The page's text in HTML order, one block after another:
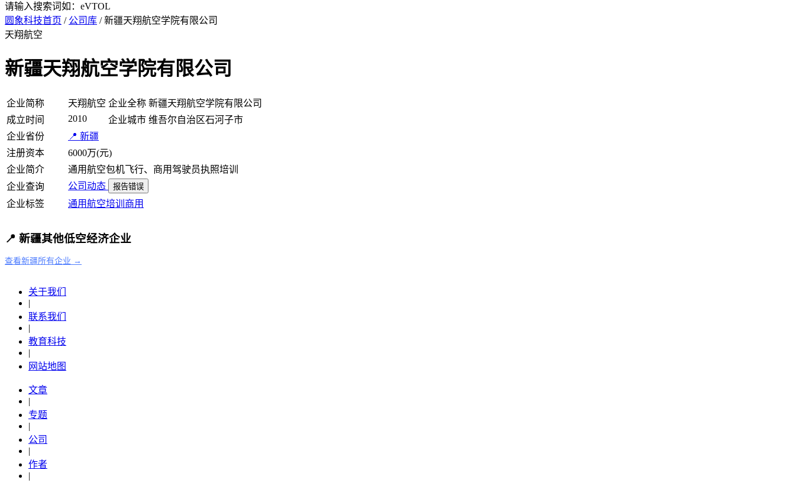
请输入搜索词如：eVTOL
圆象科技首页 / 公司库 / 新疆天翔航空学院有限公司
天翔航空
新疆天翔航空学院有限公司
企业简称 天翔航空 企业全称 新疆天翔航空学院有限公司
成立时间
2010 企业城市 维吾尔自治区石河子市
企业省份
📍 新疆
注册资本
6000万(元)
企业简介
通用航空包机飞行、商用驾驶员执照培训
企业查询
公司动态 报告错误
企业标签 通用航空培训 商用
📍 新疆其他低空经济企业
查看新疆所有企业 →
关于我们
|
联系我们
|
教育科技
|
网站地图
文章
|
专题
|
公司
|
作者
|